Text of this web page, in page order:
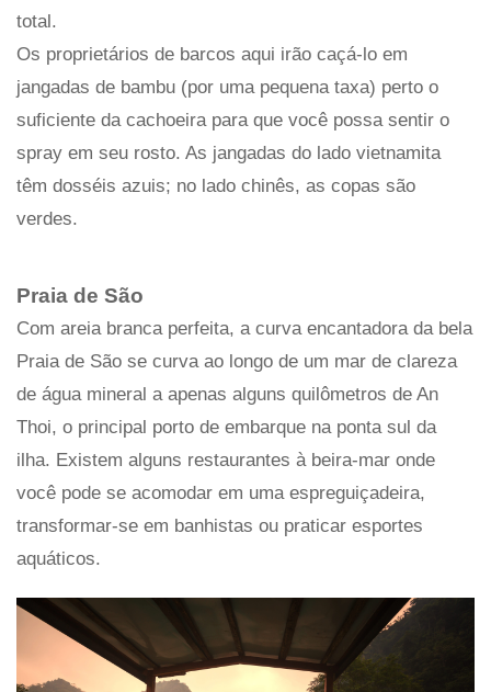
total.
Os proprietários de barcos aqui irão caçá-lo em
jangadas de bambu (por uma pequena taxa) perto o
suficiente da cachoeira para que você possa sentir o
spray em seu rosto. As jangadas do lado vietnamita
têm dosséis azuis; no lado chinês, as copas são
verdes.
Praia de São
Com areia branca perfeita, a curva encantadora da bela
Praia de São se curva ao longo de um mar de clareza
de água mineral a apenas alguns quilômetros de An
Thoi, o principal porto de embarque na ponta sul da
ilha. Existem alguns restaurantes à beira-mar onde
você pode se acomodar em uma espreguiçadeira,
transformar-se em banhistas ou praticar esportes
aquáticos.